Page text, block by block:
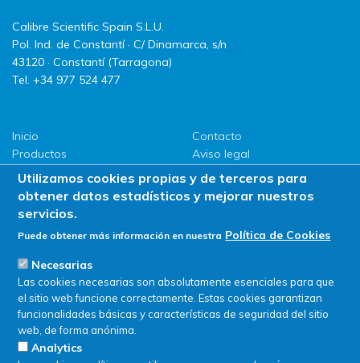
Calibre Scientific Spain S.L.U.
Pol. Ind. de Constantí · C/ Dinamarca, s/n
43120 · Constantí (Tarragona)
Tel. +34 977 524 477
Inicio
Productos
LLG
Promociones
ServiSAT
Contacto
Aviso legal
Política de privacidad
Política de Cookies
Utilizamos cookies propias y de terceros para
obtener datos estadísticos y mejorar nuestros
servicios.
Puede obtener más información en nuestra Política de Cookies
Necesarias
Las cookies necesarias son absolutamente esenciales para que
el sitio web funcione correctamente. Estas cookies garantizan
funcionalidades básicas y características de seguridad del sitio
web, de forma anónima.
Analytics